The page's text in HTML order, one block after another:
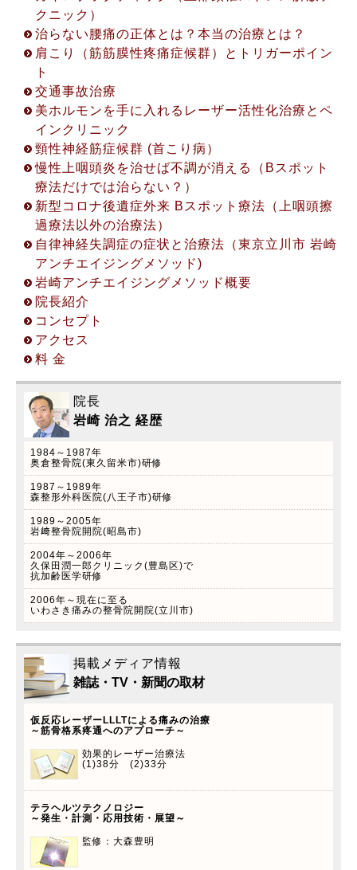
2022.8.19
初回限定！「電話相談・オンラインカウンセリン
グ」開設について
初回限定！「電話相談・オンラインカウンセリン
グ」開設について ◎アクセス方法 ※(①〜③から1
つお選び下さい。) ① 電話相談 (30分無料) ②
ZOOMカウンセリング (45分無料) ③ LINEビデオ
通話カウンセリング (45分無料) ◎お申込み方法
① 立川院予約受付 042-529-5123 ※受付時間
10:00〜17:00 (火曜日を除く平日のみ対応) ②
お問い合わせフォームからのご予約
2022.2.7
自律神経美容術(フェイステクニック)のご案内
院長岩崎治之は以前美容外科トータルビューティ
ーラボ久保田潤一郎クリニック(東池袋)カイロプ
ラクティック外来開設していた経験をもとに、こ
の度本年4月から自律神経美容術(フェイステクニ
ック)スタート致します！ ※当院はペイペイ、
LINEペイを導入しています！是非この機会にご利
用下さい。
クニック）
治らない腰痛の正体とは？本当の治療とは？
肩こり（筋筋膜性疼痛症候群）とトリガーポイン
ト
交通事故治療
美ホルモンを手に入れるレーザー活性化治療とペ
インクリニック
頸性神経筋症候群 (首こり病）
慢性上咽頭炎を治せば不調が消える（Bスポット
療法だけでは治らない？）
新型コロナ後遺症外来 Bスポット療法（上咽頭擦
過療法以外の治療法）
自律神経失調症の症状と治療法（東京立川市 岩崎
アンチエイジングメソッド)
岩崎アンチエイジングメソッド概要
院長紹介
コンセプト
アクセス
料 金
院長
岩崎 治之 経歴
1984～1987年
奥倉整骨院(東久留米市)研修
1987～1989年
森整形外科医院(八王子市)研修
1989～2005年
岩﨑整骨院開院(昭島市)
2004年～2006年
久保田潤一郎クリニック(豊島区)で
抗加齢医学研修
2006年～現在に至る
いわさき痛みの整骨院開院(立川市)
掲載メディア情報
雑誌・TV・新聞の取材
仮反応レーザーLLLTによる痛みの治療
～筋骨格系疼通へのアプローチ～
効果的レーザー治療法
(1)38分 (2)33分
テラヘルツテクノロジー
～発生・計測・応用技術・展望～
監修：大森豊明